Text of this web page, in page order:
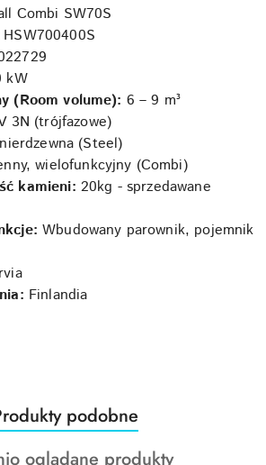
Combi SW70S
HSW700400S
kW
(Room volume): 6 – 9 m³
3N (trójfazowe)
(Steel)
wielofunkcyjny (Combi)
kamieni: 20kg - sprzedawane
Wbudowany parownik, pojemnik
Finlandia
produktówpodobne
oglądane produkty